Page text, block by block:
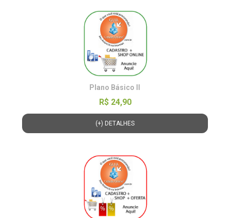
Plano Básico ll
R$ 24,90
(+) DETALHES